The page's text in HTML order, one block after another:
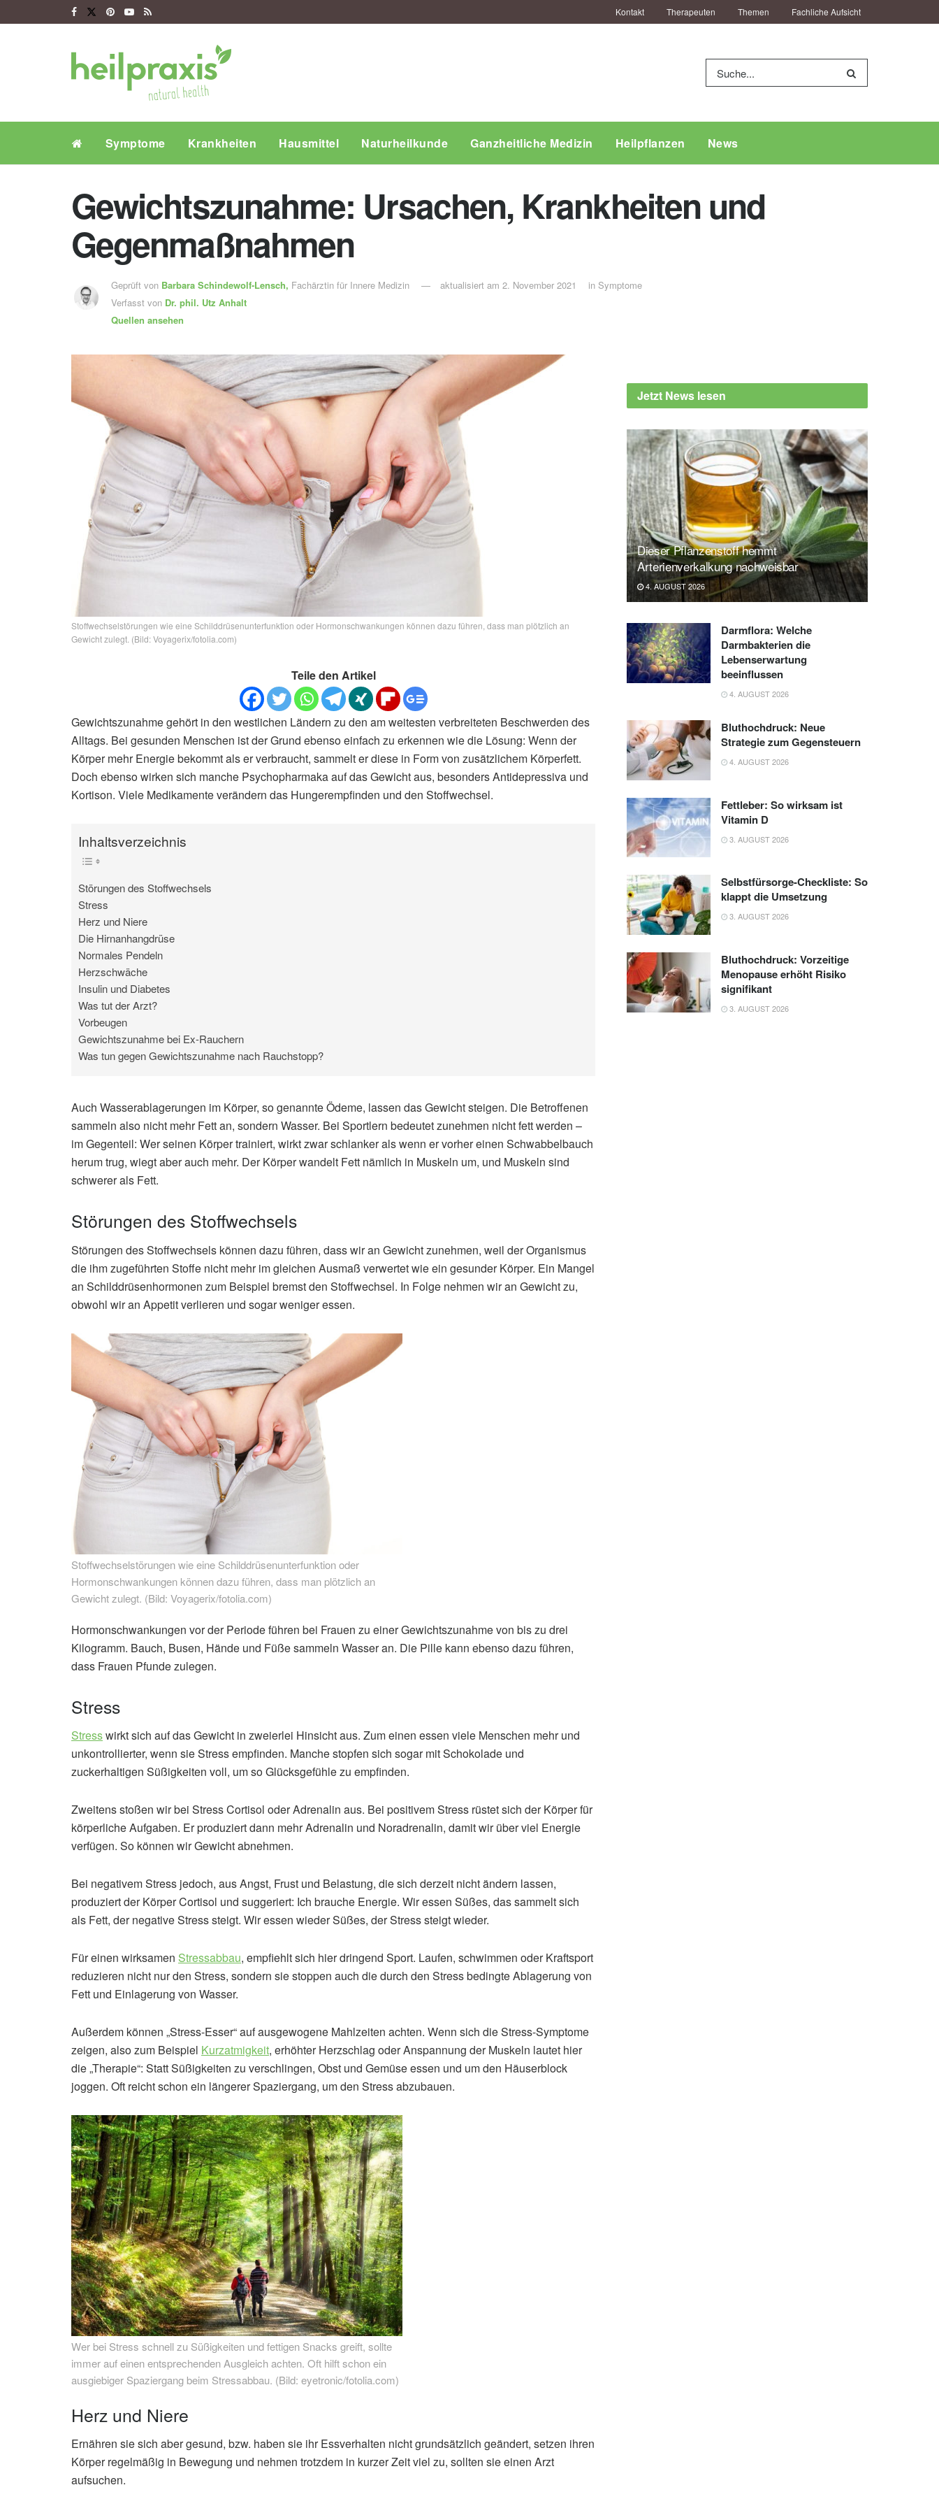
Kontakt Therapeuten Themen Fachliche Aufsicht
Symptome Krankheiten Hausmittel Naturheilkunde Ganzheitliche Medizin Heilpflanzen News
Gewichtszunahme: Ursachen, Krankheiten und
Gegenmaßnahmen
Geprüft von Barbara Schindewolf-Lensch, Fachärztin für Innere Medizin
Verfasst von Dr. phil. Utz Anhalt
Quellen ansehen
aktualisiert am 2. November 2021 in Symptome
Stoffwechselstörungen wie eine Schilddrüsenunterfunktion oder Hormonschwankungen können dazu führen, dass man plötzlich an
Gewicht zulegt. (Bild: Voyagerix/fotolia.com)
Teile den Artikel
Gewichtszunahme gehört in den westlichen Ländern zu den am weitesten verbreiteten Beschwerden des
Alltags. Bei gesunden Menschen ist der Grund ebenso einfach zu erkennen wie die Lösung: Wenn der
Körper mehr Energie bekommt als er verbraucht, sammelt er diese in Form von zusätzlichem Körperfett.
Doch ebenso wirken sich manche Psychopharmaka auf das Gewicht aus, besonders Antidepressiva und
Kortison. Viele Medikamente verändern das Hungerempfinden und den Stoffwechsel.
Inhaltsverzeichnis
Störungen des Stoffwechsels
Stress
Herz und Niere
Die Hirnanhangdrüse
Normales Pendeln
Herzschwäche
Insulin und Diabetes
Was tut der Arzt?
Vorbeugen
Gewichtszunahme bei Ex-Rauchern
Was tun gegen Gewichtszunahme nach Rauchstopp?
Auch Wasserablagerungen im Körper, so genannte Ödeme, lassen das Gewicht steigen. Die Betroffenen
sammeln also nicht mehr Fett an, sondern Wasser. Bei Sportlern bedeutet zunehmen nicht fett werden –
im Gegenteil: Wer seinen Körper trainiert, wirkt zwar schlanker als wenn er vorher einen Schwabbelbauch
herum trug, wiegt aber auch mehr. Der Körper wandelt Fett nämlich in Muskeln um, und Muskeln sind
schwerer als Fett.
Störungen des Stoffwechsels
Störungen des Stoffwechsels können dazu führen, dass wir an Gewicht zunehmen, weil der Organismus
die ihm zugeführten Stoffe nicht mehr im gleichen Ausmaß verwertet wie ein gesunder Körper. Ein Mangel
an Schilddrüsenhormonen zum Beispiel bremst den Stoffwechsel. In Folge nehmen wir an Gewicht zu,
obwohl wir an Appetit verlieren und sogar weniger essen.
Stoffwechselstörungen wie eine Schilddrüsenunterfunktion oder
Hormonschwankungen können dazu führen, dass man plötzlich an
Gewicht zulegt. (Bild: Voyagerix/fotolia.com)
Hormonschwankungen vor der Periode führen bei Frauen zu einer Gewichtszunahme von bis zu drei
Kilogramm. Bauch, Busen, Hände und Füße sammeln Wasser an. Die Pille kann ebenso dazu führen,
dass Frauen Pfunde zulegen.
Stress
Stresswirkt sich auf das Gewicht in zweierlei Hinsicht aus. Zum einen essen viele Menschen mehr und
unkontrollierter, wenn sie Stress empfinden. Manche stopfen sich sogar mit Schokolade und
zuckerhaltigen Süßigkeiten voll, um so Glücksgefühle zu empfinden.
Zweitens stoßen wir bei Stress Cortisol oder Adrenalin aus. Bei positivem Stress rüstet sich der Körper für
körperliche Aufgaben. Er produziert dann mehr Adrenalin und Noradrenalin, damit wir über viel Energie
verfügen. So können wir Gewicht abnehmen.
Bei negativem Stress jedoch, aus Angst, Frust und Belastung, die sich derzeit nicht ändern lassen,
produziert der Körper Cortisol und suggeriert: Ich brauche Energie. Wir essen Süßes, das sammelt sich
als Fett, der negative Stress steigt. Wir essen wieder Süßes, der Stress steigt wieder.
Für einen wirksamen Stressabbau, empfiehlt sich hier dringend Sport. Laufen, schwimmen oder Kraftsport
reduzieren nicht nur den Stress, sondern sie stoppen auch die durch den Stress bedingte Ablagerung von
Fett und Einlagerung von Wasser.
Außerdem können „Stress-Esser“ auf ausgewogene Mahlzeiten achten. Wenn sich die Stress-Symptome
zeigen, also zum Beispiel Kurzatmigkeit, erhöhter Herzschlag oder Anspannung der Muskeln lautet hier
die „Therapie“: Statt Süßigkeiten zu verschlingen, Obst und Gemüse essen und um den Häuserblock
joggen. Oft reicht schon ein längerer Spaziergang, um den Stress abzubauen.
Wer bei Stress schnell zu Süßigkeiten und fettigen Snacks greift, sollte
immer auf einen entsprechenden Ausgleich achten. Oft hilft schon ein
ausgiebiger Spaziergang beim Stressabbau. (Bild: eyetronic/fotolia.com)
Herz und Niere
Ernähren sie sich aber gesund, bzw. haben sie ihr Essverhalten nicht grundsätzlich geändert, setzen ihren
Körper regelmäßig in Bewegung und nehmen trotzdem in kurzer Zeit viel zu, sollten sie einen Arzt
aufsuchen.
Jetzt News lesen
Dieser Pflanzenstoff hemmt
Arterienverkalkung nachweisbar
4. AUGUST 2026
Darmflora: Welche
Darmbakterien die
Lebenserwartung
beeinflussen
4. AUGUST 2026
Bluthochdruck: Neue
Strategie zum Gegensteuern
4. AUGUST 2026
Fettleber: So wirksam ist
Vitamin D
3. AUGUST 2026
Selbstfürsorge-Checkliste: So
klappt die Umsetzung
3. AUGUST 2026
Bluthochdruck: Vorzeitige
Menopause erhöht Risiko
signifikant
3. AUGUST 2026